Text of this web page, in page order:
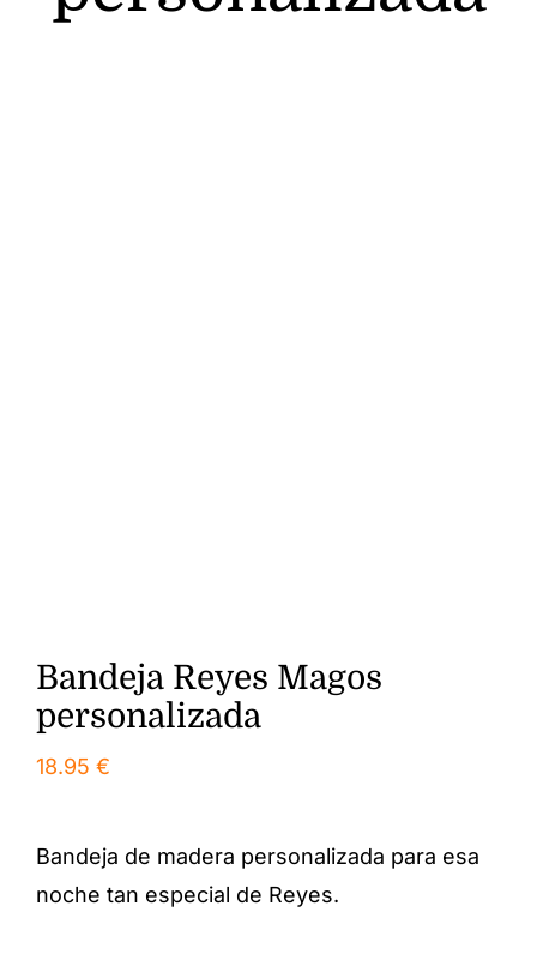
Bandeja Reyes Magos
personalizada
18.95 €
Bandeja de madera personalizada para esa
noche tan especial de Reyes.